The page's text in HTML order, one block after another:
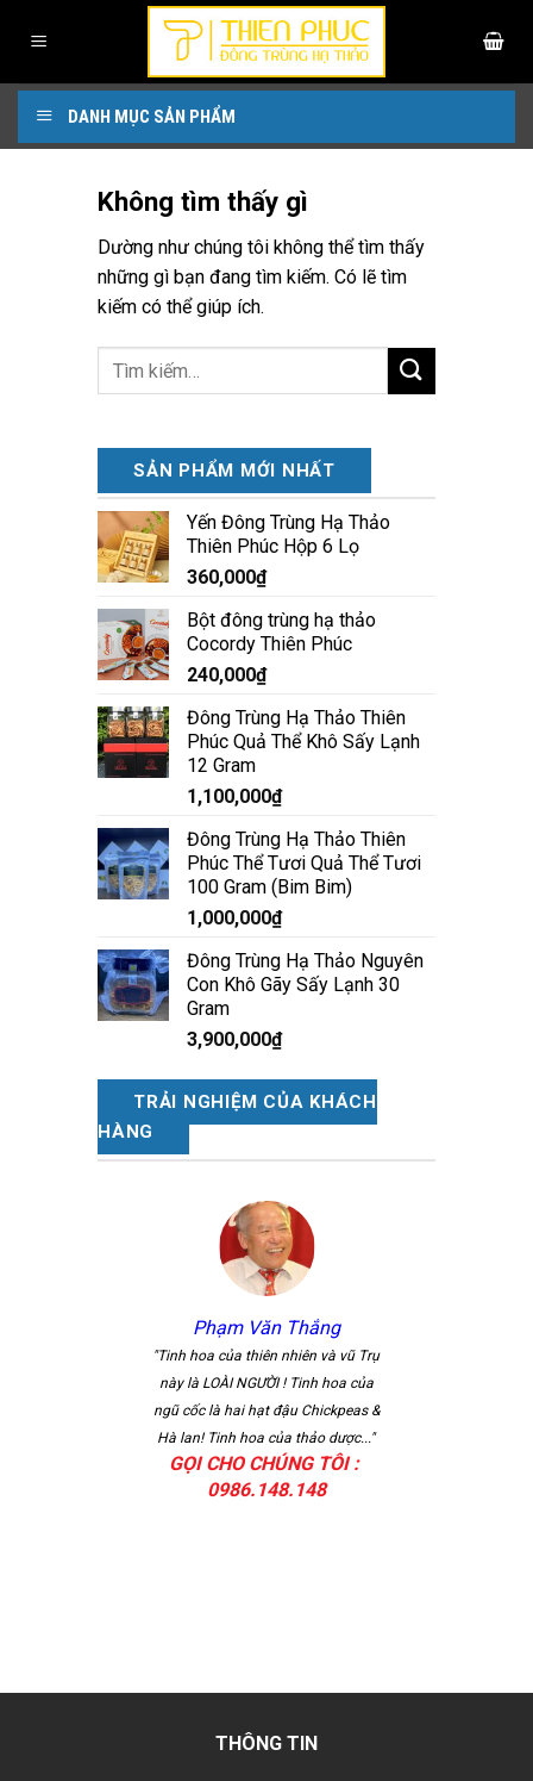
DANH MỤC SẢN PHẨM
Không tìm thấy gì
Dường như chúng tôi không thể tìm thấy
những gì bạn đang tìm kiếm. Có lẽ tìm
kiếm có thể giúp ích.
SẢN PHẨM MỚI NHẤT
Yến Đông Trùng Hạ Thảo
Thiên Phúc Hộp 6 Lọ
360,000₫
Bột đông trùng hạ thảo
Cocordy Thiên Phúc
240,000₫
Đông Trùng Hạ Thảo Thiên
Phúc Quả Thể Khô Sấy Lạnh
12 Gram
1,100,000₫
Đông Trùng Hạ Thảo Thiên
Phúc Thể Tươi Quả Thể Tươi
100 Gram (Bim Bim)
1,000,000₫
Đông Trùng Hạ Thảo Nguyên
Con Khô Gãy Sấy Lạnh 30
Gram
3,900,000₫
TRẢI NGHIỆM CỦA KHÁCH
HÀNG
Phạm Văn Thắng
"Tinh hoa của thiên nhiên và vũ Trụ
này là LOÀI NGƯỜI ! Tinh hoa của
ngũ cốc là hai hạt đậu Chickpeas &
Hà lan! Tinh hoa của thảo dược..."
GỌI CHO CHÚNG TÔI :
0986.148.148
THÔNG TIN